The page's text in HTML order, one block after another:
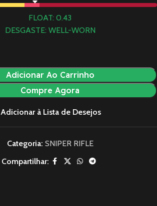
FLOAT: 0.43
DESGASTE: WELL-WORN
Adicionar Ao Carrinho
Compre Agora
Adicionar à Lista de Desejos
Categoria: SNIPER RIFLE
Compartilhar: